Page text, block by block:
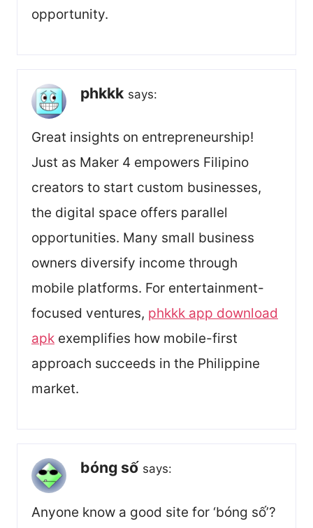
opportunity.
phkkk says:
Great insights on entrepreneurship!
Just as Maker 4 empowers Filipino
creators to start custom businesses,
the digital space offers parallel
opportunities. Many small business
owners diversify income through
mobile platforms. For entertainment-
focused ventures, phkkk app download
apk exemplifies how mobile-first
approach succeeds in the Philippine
market.
bóng số says:
Anyone know a good site for ‘bóng số’?